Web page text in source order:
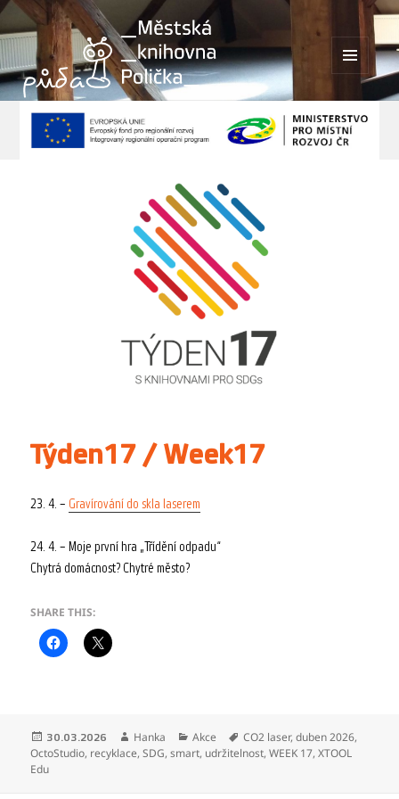
MENU
WIDGETY
Týden17 / Week17
23. 4. –Gravírování do skla laserem
24. 4. – Moje první hra „Třídění odpadu“
Chytrá domácnost? Chytré město?
SHARE THIS:
Publikováno:
30.03.2026 Autor:
Hanka Rubriky:
Akce Štítky:
CO2 laser,duben 2026,
OctoStudio, recyklace,SDG,smart, udržitelnost,WEEK 17,XTOOL
Edu